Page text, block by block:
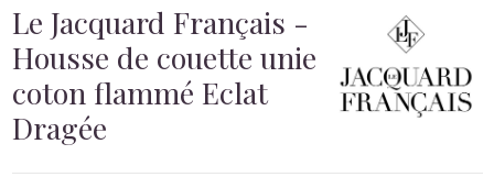
Le Jacquard Français -
Housse de couette unie
coton flammé Eclat
Dragée